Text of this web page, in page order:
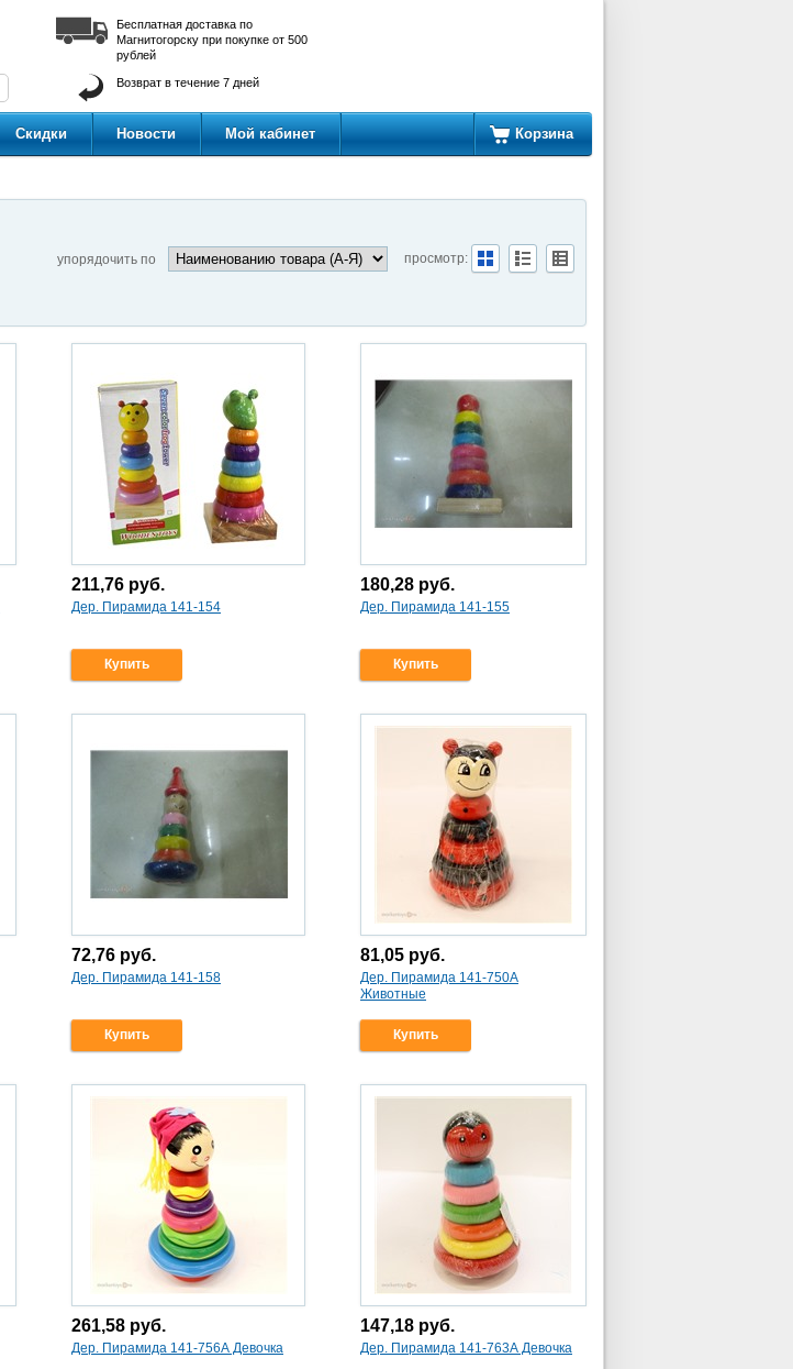
Бесплатная доставка по
Магнитогорску при покупке от 500
рублей
Возврат в течение 7 дней
Корзина
Скидки Новости Мой кабинет
упорядочить по просмотр:
211,76 руб.
Дер. Пирамида 141-154
Купить
180,28 руб.
Дер. Пирамида 141-155
Купить
72,76 руб.
Дер. Пирамида 141-158
Купить
81,05 руб.
Дер. Пирамида 141-750А
Животные
Купить
261,58 руб.
Дер. Пирамида 141-756А Девочка
147,18 руб.
Дер. Пирамида 141-763А Девочка